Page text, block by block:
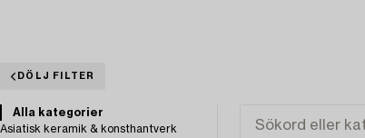
DÖLJ FILTER
Alla kategorier
Asiatisk keramik & konsthantverk